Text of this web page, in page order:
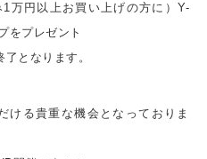
万円以上お買い上げの方に）Y-
をプレゼント
となります。
ける貴重な機会となっておりま